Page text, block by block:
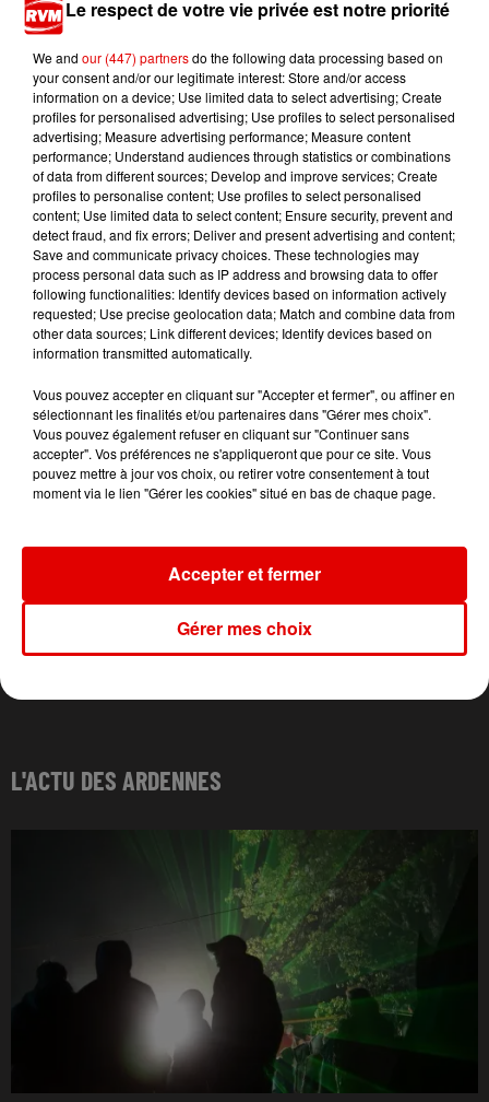
TITRES DIFFUSÉS
0h55
0h55
COLDPLAY
Trouble
0h52
0h52
ARIANA GRANDE
Hate That I Made
You Love Me
0h49
0h49
ELOIZ
Cow-Girl Moderne
L'ACTU DES ARDENNES
Le respect de votre vie privée est notre priorité
We and our (447) partnersdo the following data processing based on
your consent and/or our legitimate interest: Store and/or access
information on a device; Use limited data to select advertising; Create
profiles for personalised advertising; Use profiles to select personalised
advertising; Measure advertising performance; Measure content
performance; Understand audiences through statistics or combinations
of data from different sources; Develop and improve services; Create
profiles to personalise content; Use profiles to select personalised
content; Use limited data to select content; Ensure security, prevent and
detect fraud, and fix errors; Deliver and present advertising and content;
Save and communicate privacy choices. These technologies may
process personal data such as IP address and browsing data to offer
following functionalities: Identify devices based on information actively
requested; Use precise geolocation data; Match and combine data from
other data sources; Link different devices; Identify devices based on
information transmitted automatically.
Vous pouvez accepter en cliquant sur "Accepter et fermer", ou affiner en
sélectionnant les finalités et/ou partenaires dans "Gérer mes choix".
Vous pouvez également refuser en cliquant sur "Continuer sans
accepter". Vos préférences ne s'appliqueront que pour ce site. Vous
pouvez mettre à jour vos choix, ou retirer votre consentement à tout
moment via le lien "Gérer les cookies" situé en bas de chaque page.
Gérer mes choix
Accepter et fermer